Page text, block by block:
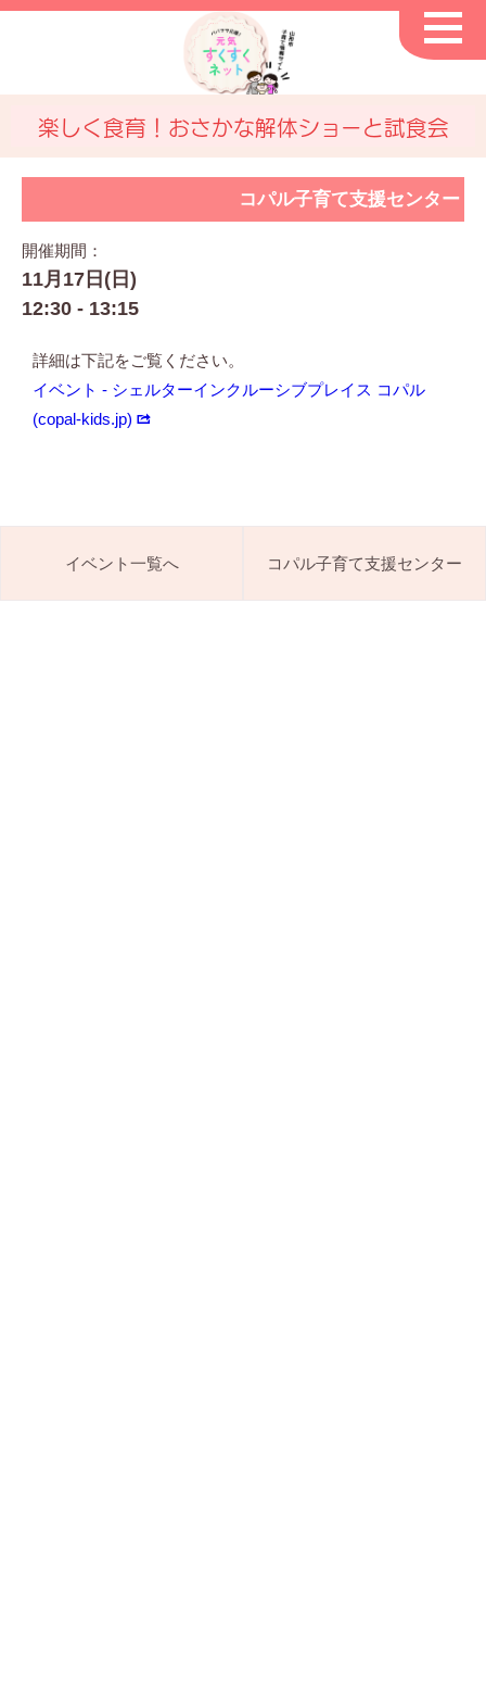
楽しく食育！おさかな解体ショーと試食会
コパル子育て支援センター
開催期間：
11月17日(日)
12:30 - 13:15
詳細は下記をご覧ください。
イベント - シェルターインクルーシブプレイス コパル
(copal-kids.jp)
イベント一覧へ コパル子育て支援センター